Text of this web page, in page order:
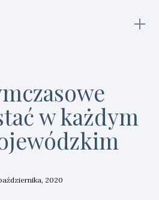
w każdym
2020